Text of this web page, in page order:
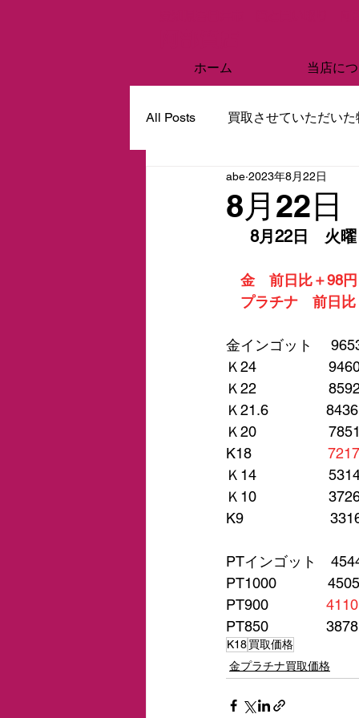
ホーム 当店に
All Posts 買取させていただいた
8月22
abe 2023年8月22日
8月22日　火
金　前日比＋98円
プラチナ　前日比
金インゴット　
Ｋ24　　　　　
Ｋ22　　　　　
Ｋ21.6　　　　
Ｋ20　　　　　
K18 7217
Ｋ14　　　　　
Ｋ10　　　　　
K9　　　　　　
PTインゴット　
PT1000　　　
PT900 4110
PT850　　　　
K18買取価格
金プラチナ買取価格